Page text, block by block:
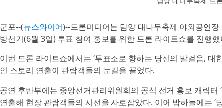
군포--(뉴스와이어)--드론미디어는 담양 대나무축제 야외공연
방선거(6월 3일) 투표 참여 홍보를 위한 드론 라이트쇼를 진행
이번 드론 라이트쇼에서는 ‘투표소로 향하는 당신의 발걸음,
인 스토리 연출이 관람객들의 눈길을 끌었다.
공연 후반부에는 중앙선거관리위원회의 공식 선거 홍보 캐릭
연출해 현장 관람객들의 시선을 사로잡았다. 이어 밤하늘에는